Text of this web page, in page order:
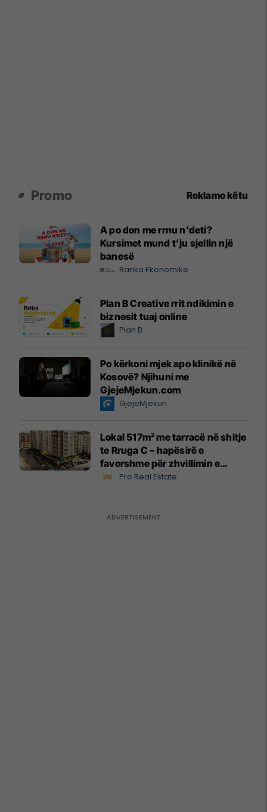
Promo Reklamo këtu
A po don me rrnu n’deti?
Kursimet mund t’ju sjellin një
banesë
Banka Ekonomike
Plan B Creative rrit ndikimin e
biznesit tuaj online
Plan B
Po kërkoni mjek apo klinikë në
Kosovë? Njihuni me
GjejeMjekun.com
GjejeMjekun
Lokal 517m² me tarracë në shitje
te Rruga C – hapësirë e
favorshme për zhvillimin e
biznesit #15796
Pro Real Estate